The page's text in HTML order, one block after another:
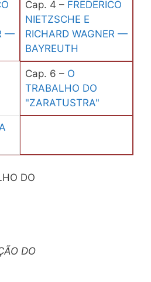
—
Cap. 4 – FREDERICO
NIETZSCHE E
RICHARD WAGNER —
BAYREUTH
Cap. 6 – O
TRABALHO DO
"ZARATUSTRA"
DO
DO